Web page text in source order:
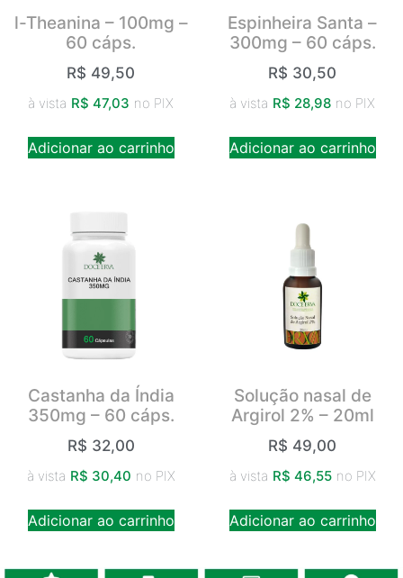
l-Theanina – 100mg –
60 cáps.
R$ 49,50
à vista R$ 47,03 no PIX
Adicionar ao carrinho
Espinheira Santa –
300mg – 60 cáps.
R$ 30,50
à vista R$ 28,98 no PIX
Adicionar ao carrinho
Castanha da Índia
350mg – 60 cáps.
R$ 32,00
à vista R$ 30,40 no PIX
Adicionar ao carrinho
Solução nasal de
Argirol 2% – 20ml
R$ 49,00
à vista R$ 46,55 no PIX
Adicionar ao carrinho